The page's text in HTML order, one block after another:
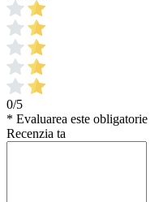
0/5
* Evaluarea este obligatorie
Recenzia ta